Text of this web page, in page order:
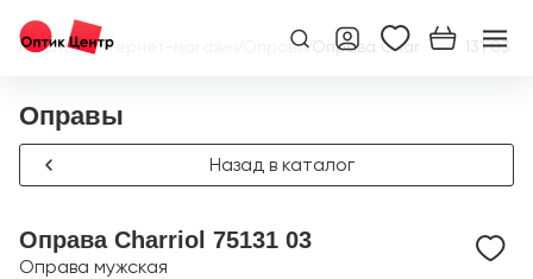
Главная/Интернет-магазин Оправы/Оправа Charriol 75131 03
Оправы
Назад в каталог
Оправа Charriol 75131 03
Оправа мужская